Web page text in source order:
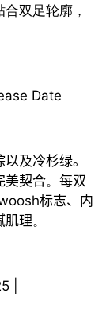
双足轮廓，
以及冷杉绿。
美契合。 每双
标志、内
肌理。